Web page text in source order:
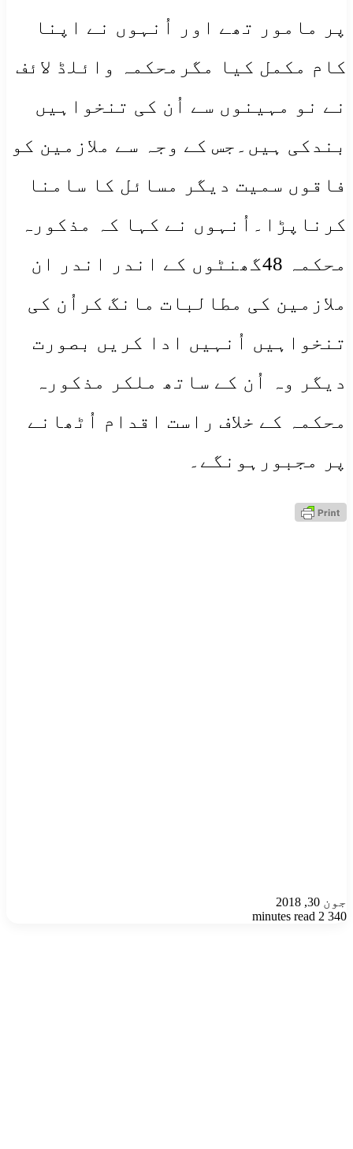
پر مامور تھے اور اُنہوں نے اپنا
کام مکمل کیا مگرمحکمہ وائلڈ لائف
نے نو مہینوں سے اُن کی تنخواہیں
بندکی ہیں۔جس کے وجہ سے ملازمین کو
فاقوں سمیت دیگر مسائل کا سامنا
کرناپڑا۔اُنہوں نے کہا کہ مذکورہ
محکمہ 48گھنٹوں کے اندر اندر ان
ملازمین کی مطالبات مانگ کراُن کی
تنخواہیں اُنہیں ادا کریں بصورت
دیگر وہ اُن کے ساتھ ملکر مذکورہ
محکمہ کے خلاف راست اقدام اُٹھانے
پر مجبورہونگے۔
جون 30, 2018
340
2 minutes read